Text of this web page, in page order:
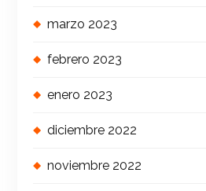
marzo 2023
febrero 2023
enero 2023
diciembre 2022
noviembre 2022